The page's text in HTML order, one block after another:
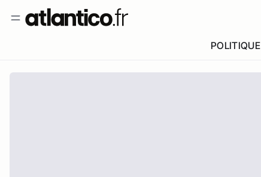
POLITIQUE